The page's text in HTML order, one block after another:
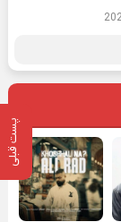
پست قبلی